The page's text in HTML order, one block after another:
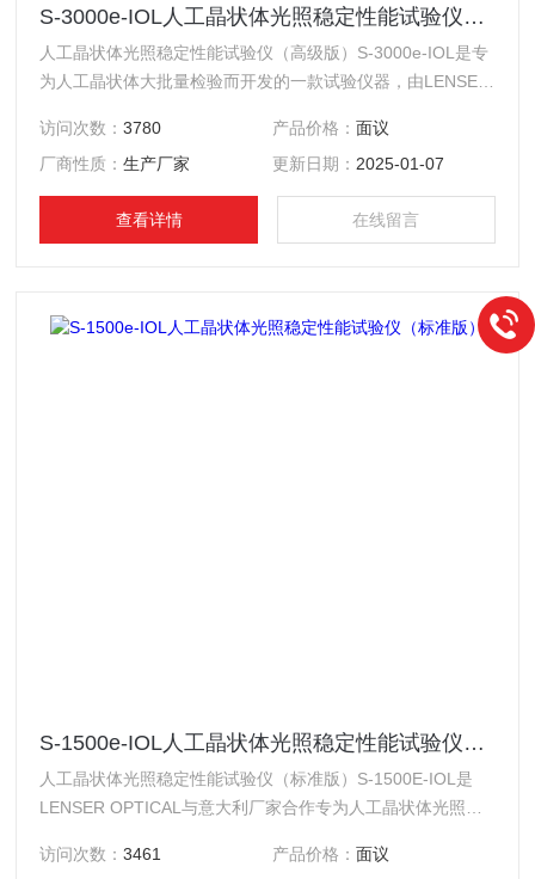
S-3000e-IOL人工晶状体光照稳定性能试验仪（高级版）
人工晶状体光照稳定性能试验仪（高级版）S-3000e-IOL是专
为人工晶状体大批量检验而开发的一款试验仪器，由LENSER
经过波长为300~400nm的光辐射下的光学稳定性。*符合
YY0290.5的相关要求。
访问次数：3780 产品价格： 面议
厂商性质：生产厂家 更新日期： 2025-01-07
查看详情 在线留言
S-1500e-IOL人工晶状体光照稳定性能试验仪（标准版）
人工晶状体光照稳定性能试验仪（标准版）S-1500E-IOL是
LENSER OPTICAL与意大利厂家合作专为人工晶状体光照稳
射，以评估人工晶状体在正常使用过程中产生的光老化。*符
访问次数：3461 产品价格： 面议